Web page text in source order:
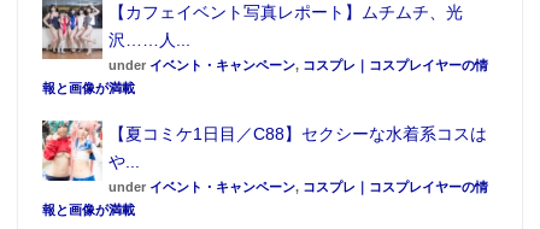
【カフェイベント写真レポート】ムチムチ、光
沢……人...
under イベント・キャンペーン, コスプレ｜コスプレイヤーの情
報と画像が満載
【夏コミケ1日目／C88】セクシーな水着系コスは
や...
under イベント・キャンペーン, コスプレ｜コスプレイヤーの情
報と画像が満載